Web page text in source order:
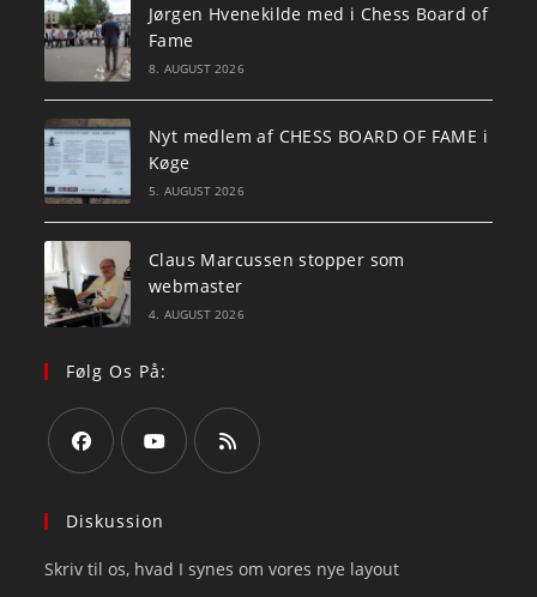
Jørgen Hvenekilde med i Chess Board of
Fame
8. AUGUST 2026
Nyt medlem af CHESS BOARD OF FAME i
Køge
5. AUGUST 2026
Claus Marcussen stopper som
webmaster
4. AUGUST 2026
Følg Os På:
in
new
in
new
new
Diskussion
Skriv til os, hvad I synes om vores nye layout